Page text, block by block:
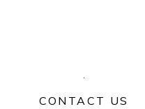
CONTACT US